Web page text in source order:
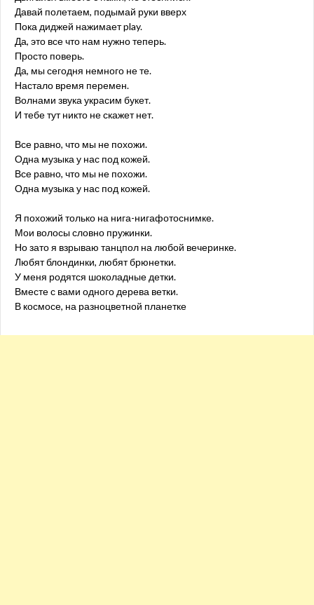
Давай полетаем, подымай руки вверх
Пока диджей нажимает play.
Да, это все что нам нужно теперь.
Просто поверь.
Да, мы сегодня немного не те.
Настало время перемен.
Волнами звука украсим букет.
И тебе тут никто не скажет нет.
Все равно, что мы не похожи.
Одна музыка у нас под кожей.
Все равно, что мы не похожи.
Одна музыка у нас под кожей.
Я похожий только на нига-нигафотоснимке.
Мои волосы словно пружинки.
Но зато я взрываю танцпол на любой вечеринке.
Любят блондинки, любят брюнетки.
У меня родятся шоколадные детки.
Вместе с вами одного дерева ветки.
В космосе, на разноцветной планетке